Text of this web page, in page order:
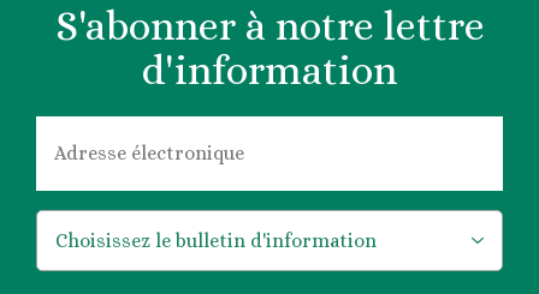
S'abonner à notre lettre
d'information